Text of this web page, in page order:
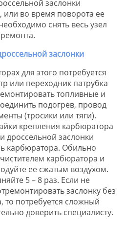
заслонки
или во время поворота ее
снять весь узел
для этого потребуется
или переходник патрубка
топливные и
подогрев, провод
(тросики или тяги).
крепления карбюратора
дроссельной заслонки
карбюратора. Обильно
карбюратора и
ее сжатым воздухом.
5 – 8 раз. Если не
заслонку без
то потребуется сложный
доверить специалисту.